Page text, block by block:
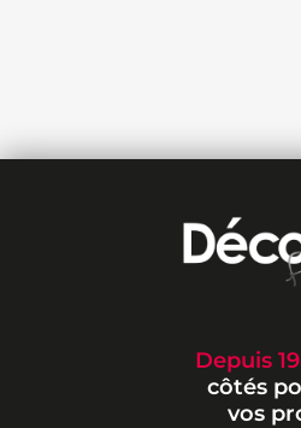
Depuis
côtés
vos